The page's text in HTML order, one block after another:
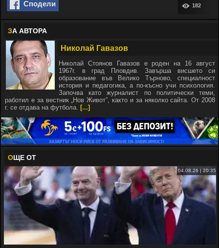
Сподели 182
ЗА АВТОРА
Николай Гавазов
Николай Стоянов Гавазов е роден на 16 август
1967г. в град Пловдив. Завърша висшето си
образование във Велико Търново, специалност
история и педагогика, а по-късно учи психология.
Започва като журналист по политически теми,
работил е за вестник „Нов Живот”, както и за няколко сайта. От 2008
г. се отдава на футбола. [...]
ОЩЕ ОТ
04.08.26 | 20:35